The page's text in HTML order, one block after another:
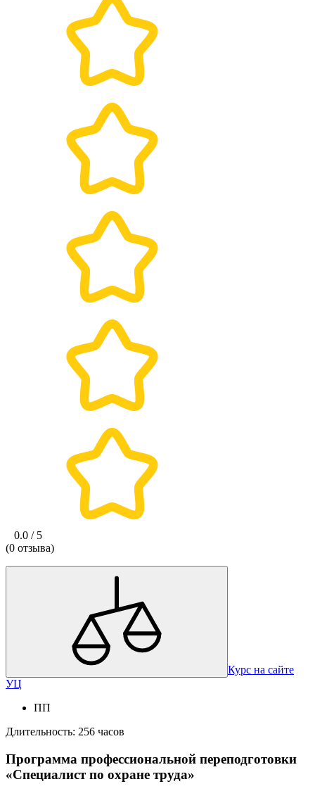
0.0 / 5
(0 отзыва)
Курс на сайте
УЦ
ПП
Длительность: 256 часов
Программа профессиональной переподготовки
«Специалист по охране труда»